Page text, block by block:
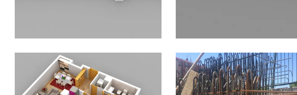
8 JUNIO, 2015
EDIFICIO LÚMINA INFOGRAFÍAS
5 JUNIO, 2015
CONSTRUCCION EDIFICIO